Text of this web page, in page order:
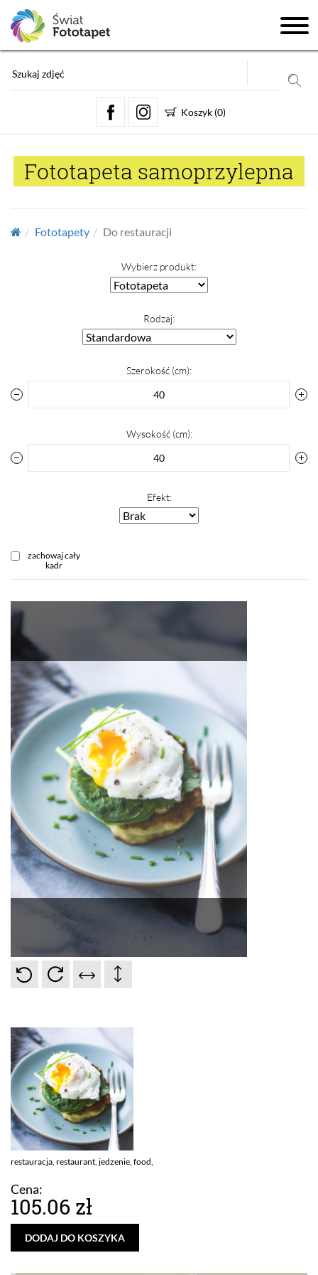
Koszyk (0)
Fototapeta samoprzylepna
Fototapety Do restauracji
Wybierz produkt:
Rodzaj:
Szerokość (cm):
Wysokość (cm):
Efekt:
zachowaj cały
kadr
restauracja, restaurant, jedzenie, food,
Cena:
105.06 zł
DODAJ DO KOSZYKA